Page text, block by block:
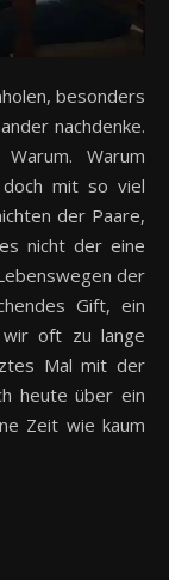
nachdenke.
Warum
mit so viel
der Paare,
nicht der eine
der
Gift, ein
wir oft zu lange
Mal mit der
heute über ein
Zeit wie kaum